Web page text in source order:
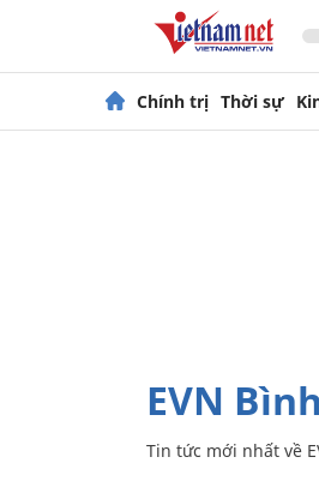
Chính trị Thời sự
EVN
Tin tức mới nhất về